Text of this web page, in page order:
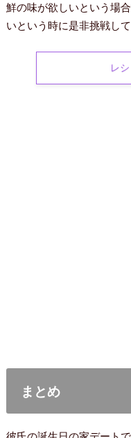
鮮の味が欲しいという場
いという時に是非挑戦して
レ
まとめ